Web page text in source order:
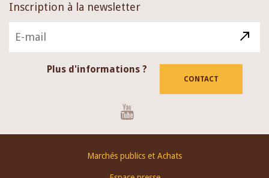
Inscription à la newsletter
Plus d'informations ?
CONTACT
Marchés publics et Achats